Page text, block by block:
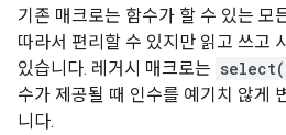
기존 매크로는 함수가 할 수 있는 모
따라서 편리할 수 있지만 읽고 쓰고
있습니다. 레거시 매크로는
수가 제공될 때 인수를 예기치 않게
니다.